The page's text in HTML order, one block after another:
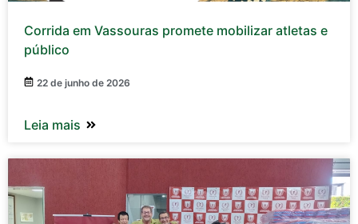
Corrida em Vassouras promete mobilizar atletas e
público
22 de junho de 2026
Leia mais